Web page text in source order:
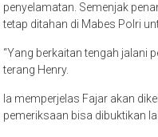
penyelamatan. Semenjak
tetap ditahan di Mabes Polri
“Yang berkaitan tengah jalani
terang Henry.
Ia memperjelas Fajar akan
pemeriksaan bisa dibuktikan